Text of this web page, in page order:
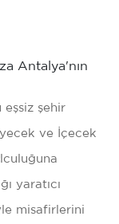
Antalya'nın
eşsiz şehir
ve İçecek
yaratıcı
misafirlerini